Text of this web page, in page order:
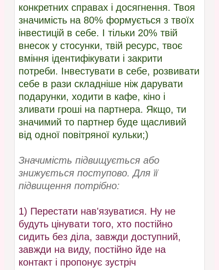
конкретних справах і досягнення. Твоя
значимість на 80% формується з твоїх
інвестицій в себе. І тільки 20% твій
внесок у стосунки, твій ресурс, твоє
вміння ідентифікувати і закрити
потреби. Інвестувати в себе, розвивати
себе в рази складніше ніж дарувати
подарунки, ходити в кафе, кіно і
зливати гроші на партнера. Якщо, ти
значимий то партнер буде щасливий
від одної повітряної кульки;)
Значимість підвищується або
знижується поступово. Для її
підвищення потрібно:
1) Перестати нав'язуватися. Ну не
будуть цінувати того, хто постійно
сидить без діла, завжди доступний,
завжди на виду, постійно йде на
контакт і пропонує зустріч